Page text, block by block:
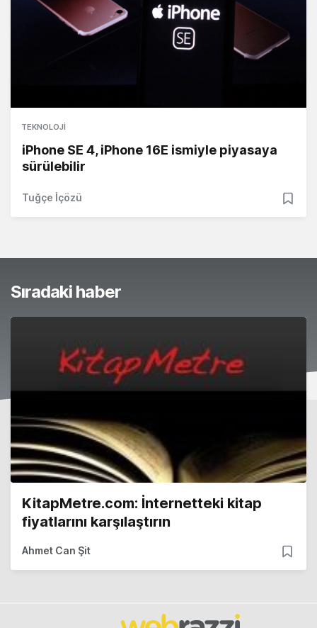
TEKNOLOJI
iPhone SE 4, iPhone 16E ismiyle piyasaya
sürülebilir
Tuğçe İçözü
Sıradaki haber
KitapMetre.com: İnternetteki kitap
fiyatlarını karşılaştırın
Ahmet Can Şit